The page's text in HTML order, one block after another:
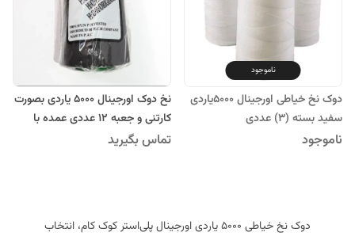
ناموجود
دوک نخ خیاطی اورجینال 5000یاردی
سفید بسته (3) عددی
ناموجود
نخ دوک‌ اورجینال ۵۰۰۰ یاردی بصورت
کارتنی و جعبه ۱۲ عددی عمده با
قیمت مناسب
تماس بگیرید
دوک نخ خیاطی ۵۰۰۰ یاردی اورجینال پلی‌استر کوک کام، انتخاب